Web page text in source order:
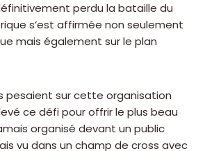
perdu la bataille du
s’est affirmée non seulement
mais également sur le plan
pesaient sur cette organisation
ce défi pour offrir le plus beau
organisé devant un public
vu dans un champ de cross avec